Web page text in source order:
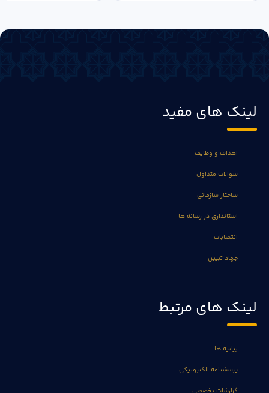
لینک های مفید
اهداف و وظایف
سوالات متداول
ساختار سازمانی
استانداری در رسانه ها
انتصابات
جهاد تبیین
لینک های مرتبط
بیانیه ها
پرسشنامه الکترونیکی